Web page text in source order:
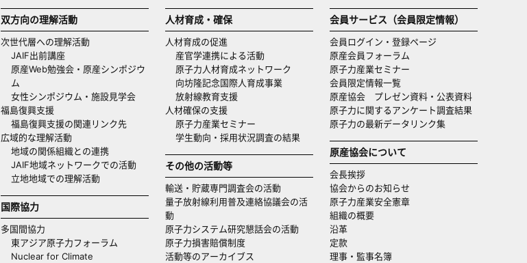
双方向の理解活動
次世代層への理解活動
JAIF出前講座
原産Web勉強会・原産シンポジウ
ム
女性シンポジウム・施設見学会
福島復興支援
福島復興支援の関連リンク先
広域的な理解活動
地域の関係組織との連携
JAIF地域ネットワークでの活動
立地地域での理解活動
国際協力
多国間協力
東アジア原子力フォーラム
Nuclear for Climate
人材育成・確保
人材育成の促進
産官学連携による活動
原子力人材育成ネットワーク
向坊隆記念国際人育成事業
放射線教育支援
人材確保の支援
原子力産業セミナー
学生動向・採用状況調査の結果
その他の活動等
輸送・貯蔵専門調査会の活動
量子放射線利用普及連絡協議会の活
動
原子力システム研究懇話会の活動
原子力損害賠償制度
活動等のアーカイブス
会員サービス（会員限定情報）
会員ログイン・登録ページ
原産会員フォーラム
原子力産業セミナー
会員限定情報一覧
原産協会 プレゼン資料・公表資料
原子力に関するアンケート調査結果
原子力の最新データリンク集
原産協会について
会長挨拶
協会からのお知らせ
原子力産業安全憲章
組織の概要
沿革
定款
理事・監事名簿